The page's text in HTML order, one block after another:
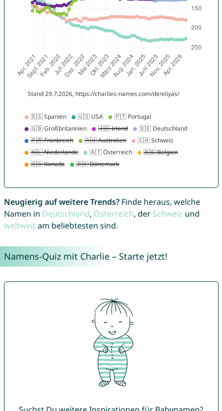
Neugierig auf weitere Trends?Finde heraus, welche
Namen in Deutschland, Österreich, der Schweiz und
weltweitam beliebtesten sind.
Namens-Quiz mit Charlie – Starte jetzt!